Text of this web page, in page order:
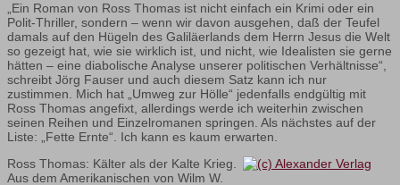
„Ein Roman von Ross Thomas ist nicht einfach ein Krimi oder ein
Polit-Thriller, sondern – wenn wir davon ausgehen, daß der Teufel
damals auf den Hügeln des Galiläerlands dem Herrn Jesus die Welt
so gezeigt hat, wie sie wirklich ist, und nicht, wie Idealisten sie gerne
hätten – eine diabolische Analyse unserer politischen Verhältnisse“,
schreibt Jörg Fauser und auch diesem Satz kann ich nur
zustimmen. Mich hat „Umweg zur Hölle“ jedenfalls endgültig mit
Ross Thomas angefixt, allerdings werde ich weiterhin zwischen
seinen Reihen und Einzelromanen springen. Als nächstes auf der
Liste: „Fette Ernte“. Ich kann es kaum erwarten.
Ross Thomas: Kälter als der Kalte Krieg.
Aus dem Amerikanischen von Wilm W.